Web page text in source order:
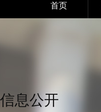
首页
信息公开